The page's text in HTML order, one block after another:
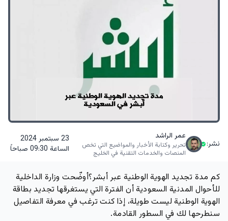
نشر:
عمر الراشد
تحرير وكتابة الأخبار والمواضيع التي تخص
المنصات والخدمات التقنية في الخليج
23 سبتمبر 2024
الساعة 09:30 صباحاً
كم مدة تجديد الهوية الوطنية عبر أبشر؟أوضّحت وزارة الداخلية
للأحوال المدنية السعودية أن الفترة التي يستغرقها تجديد بطاقة
الهوية الوطنية ليست طويلة، إذا كنت ترغب في معرفة التفاصيل
سنطرحها لك في السطور القادمة.